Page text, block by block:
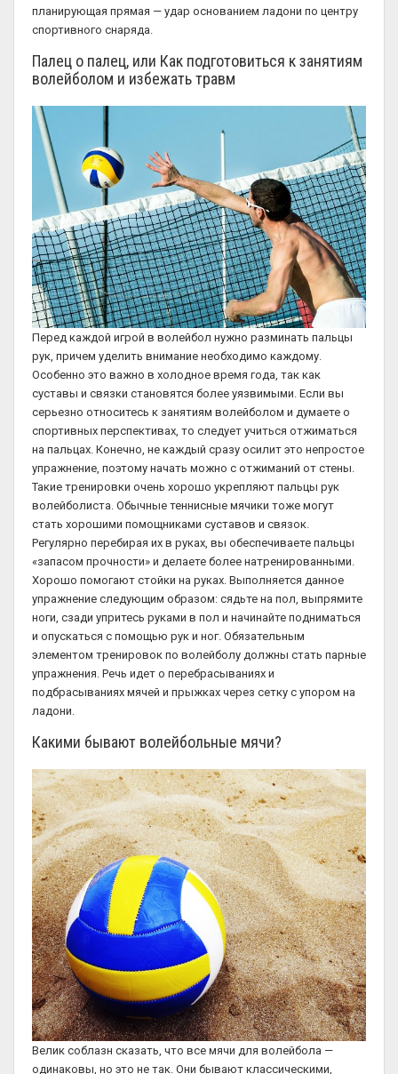
планирующая прямая — удар основанием ладони по центру
спортивного снаряда.
Палец о палец, или Как подготовиться к занятиям
волейболом и избежать травм
Перед каждой игрой в волейбол нужно разминать пальцы
рук, причем уделить внимание необходимо каждому.
Особенно это важно в холодное время года, так как
суставы и связки становятся более уязвимыми. Если вы
серьезно относитесь к занятиям волейболом и думаете о
спортивных перспективах, то следует учиться отжиматься
на пальцах. Конечно, не каждый сразу осилит это непростое
упражнение, поэтому начать можно с отжиманий от стены.
Такие тренировки очень хорошо укрепляют пальцы рук
волейболиста. Обычные теннисные мячики тоже могут
стать хорошими помощниками суставов и связок.
Регулярно перебирая их в руках, вы обеспечиваете пальцы
«запасом прочности» и делаете более натренированными.
Хорошо помогают стойки на руках. Выполняется данное
упражнение следующим образом: сядьте на пол, выпрямите
ноги, сзади упритесь руками в пол и начинайте подниматься
и опускаться с помощью рук и ног. Обязательным
элементом тренировок по волейболу должны стать парные
упражнения. Речь идет о перебрасываниях и
подбрасываниях мячей и прыжках через сетку с упором на
ладони.
Какими бывают волейбольные мячи?
Велик соблазн сказать, что все мячи для волейбола —
одинаковы, но это не так. Они бывают классическими,